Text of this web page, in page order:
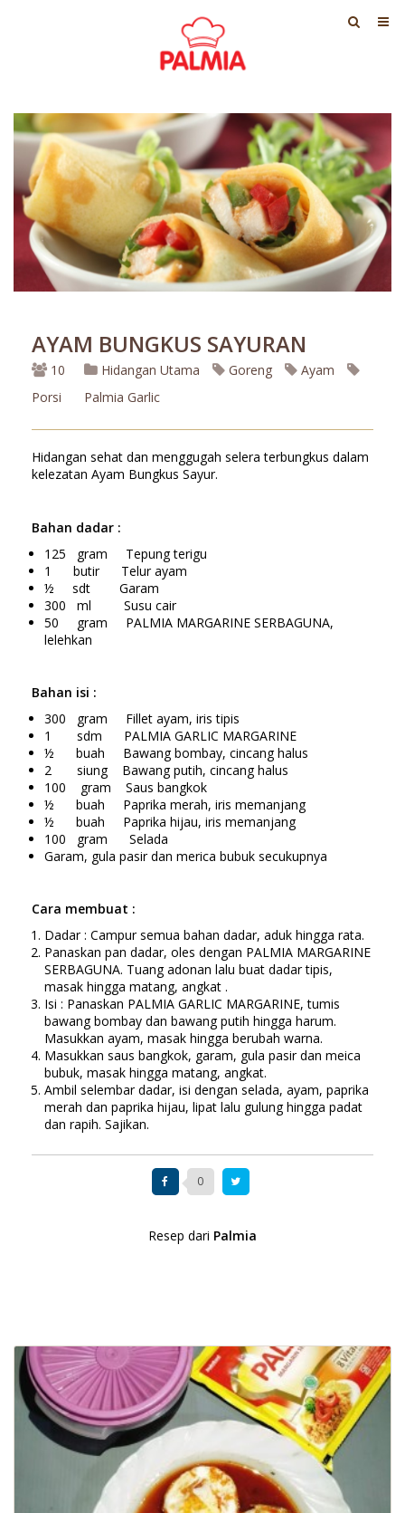
AYAM BUNGKUS SAYURAN
10
Porsi
Hidangan Utama Goreng
Ayam
Palmia Garlic
Hidangan sehat dan menggugah selera terbungkus dalam
kelezatan Ayam Bungkus Sayur.
Bahan dadar :
125 gram Tepung terigu
1 butir Telur ayam
½ sdt Garam
300 ml Susu cair
50 gram PALMIA MARGARINE SERBAGUNA,
lelehkan
Bahan isi :
300 gram Fillet ayam, iris tipis
1 sdm PALMIA GARLIC MARGARINE
½ buah Bawang bombay, cincang halus
2 siung Bawang putih, cincang halus
100 gram Saus bangkok
½ buah Paprika merah, iris memanjang
½ buah Paprika hijau, iris memanjang
100 gram Selada
Garam, gula pasir dan merica bubuk secukupnya
Cara membuat :
Dadar : Campur semua bahan dadar, aduk hingga rata.
Panaskan pan dadar, oles dengan PALMIA MARGARINE
SERBAGUNA. Tuang adonan lalu buat dadar tipis,
masak hingga matang, angkat .
Isi : Panaskan PALMIA GARLIC MARGARINE, tumis
bawang bombay dan bawang putih hingga harum.
Masukkan ayam, masak hingga berubah warna.
Masukkan saus bangkok, garam, gula pasir dan meica
bubuk, masak hingga matang, angkat.
Ambil selembar dadar, isi dengan selada, ayam, paprika
merah dan paprika hijau, lipat lalu gulung hingga padat
dan rapih. Sajikan.
0
Resep dari Palmia